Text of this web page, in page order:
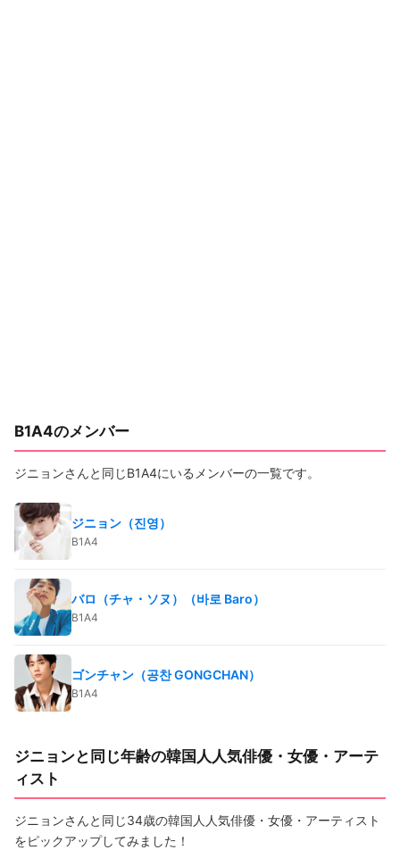
B1A4のメンバー
ジニョンさんと同じB1A4にいるメンバーの一覧です。
ジニョン（진영）
B1A4
バロ（チャ・ソヌ）（바로 Baro）
B1A4
ゴンチャン（공찬 GONGCHAN）
B1A4
ジニョンと同じ年齢の韓国人人気俳優・女優・アーテ
ィスト
ジニョンさんと同じ34歳の韓国人人気俳優・女優・アーティスト
をピックアップしてみました！